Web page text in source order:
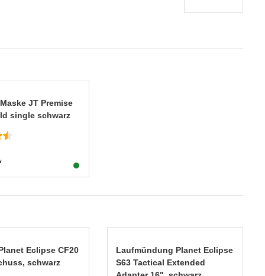
JT Premise
single schwarz
Eclipse CF20
schwarz
Laufmündung Planet Eclipse
S63 Tactical Extended